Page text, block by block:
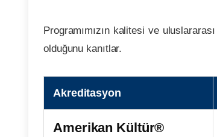
Programımızın kalitesi ve
olduğunu kanıtlar.
Akreditasyon
Amerikan Kültür®